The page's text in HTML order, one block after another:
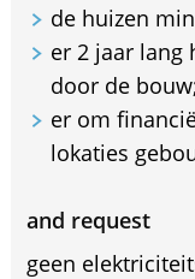
de huizen
er 2 jaar lang
door de
er om
lokaties
and request
geen